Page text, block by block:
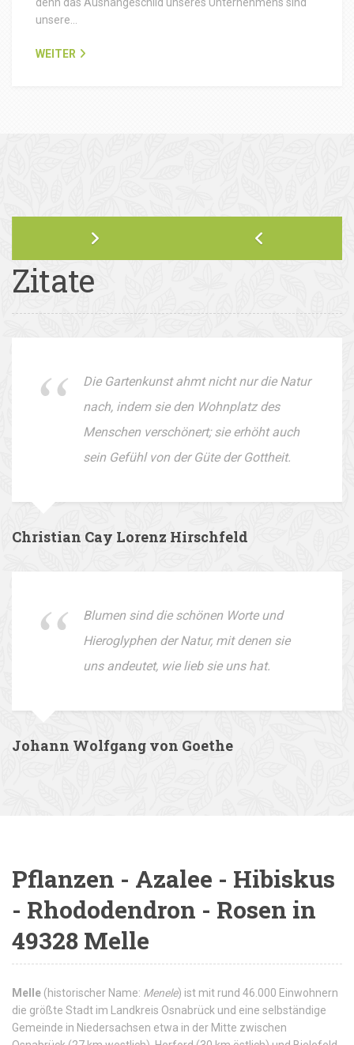
denn das Aushängeschild unseres Unternehmens sind
unsere…
WEITER
Zitate
Die Gartenkunst ahmt nicht nur die Natur
nach, indem sie den Wohnplatz des
Menschen verschönert; sie erhöht auch
sein Gefühl von der Güte der Gottheit.
Christian Cay Lorenz Hirschfeld
Blumen sind die schönen Worte und
Hieroglyphen der Natur, mit denen sie
uns andeutet, wie lieb sie uns hat.
Johann Wolfgang von Goethe
Pflanzen - Azalee - Hibiskus
- Rhododendron - Rosen in
49328 Melle
Melle (historischer Name: Menele) ist mit rund 46.000 Einwohnern
die größte Stadt im Landkreis Osnabrück und eine selbständige
Gemeinde in Niedersachsen etwa in der Mitte zwischen